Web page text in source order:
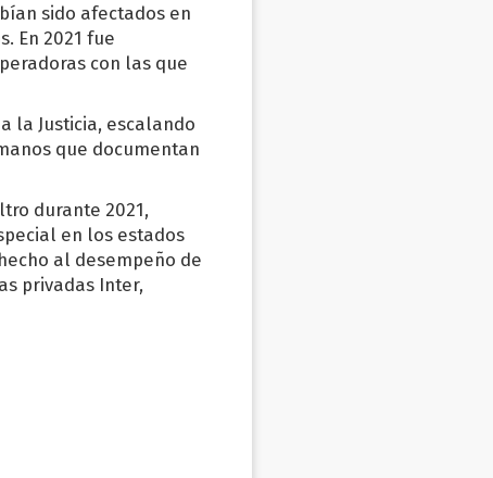
sido afectados en
En 2021 fue
con las que
la Justicia, escalando
que documentan
durante 2021,
en los estados
al desempeño de
privadas Inter,